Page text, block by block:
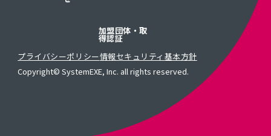
加盟団体・取
得認証
プライバシーポリシー情報セキュリティ基本方針
Copyright© SystemEXE, Inc. all rights reserved.